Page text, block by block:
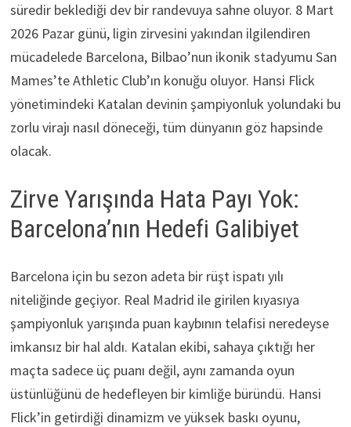
süredir beklediği dev bir randevuya sahne oluyor. 8 Mart
2026 Pazar günü, ligin zirvesini yakından ilgilendiren
mücadelede Barcelona, Bilbao’nun ikonik stadyumu San
Mames’te Athletic Club’ın konuğu oluyor. Hansi Flick
yönetimindeki Katalan devinin şampiyonluk yolundaki bu
zorlu virajı nasıl döneceği, tüm dünyanın göz hapsinde
olacak.
Zirve Yarışında Hata Payı Yok:
Barcelona’nın Hedefi Galibiyet
Barcelona için bu sezon adeta bir rüşt ispatı yılı
niteliğinde geçiyor. Real Madrid ile girilen kıyasıya
şampiyonluk yarışında puan kaybının telafisi neredeyse
imkansız bir hal aldı. Katalan ekibi, sahaya çıktığı her
maçta sadece üç puanı değil, aynı zamanda oyun
üstünlüğünü de hedefleyen bir kimliğe büründü. Hansi
Flick’in getirdiği dinamizm ve yüksek baskı oyunu,